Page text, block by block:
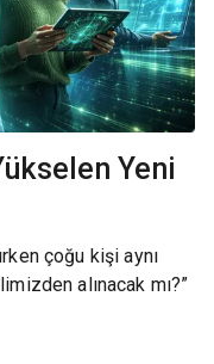
Yeni
çoğu kişi aynı
alınacak mı?”